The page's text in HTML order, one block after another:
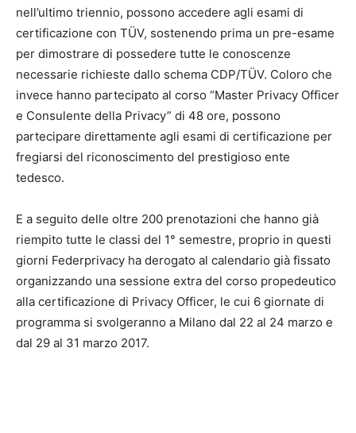
nell’ultimo triennio, possono accedere agli esami di
certificazione con TÜV, sostenendo prima un pre-esame
per dimostrare di possedere tutte le conoscenze
necessarie richieste dallo schema CDP/TÜV. Coloro che
invece hanno partecipato al corso “Master Privacy Officer
e Consulente della Privacy” di 48 ore, possono
partecipare direttamente agli esami di certificazione per
fregiarsi del riconoscimento del prestigioso ente
tedesco.
E a seguito delle oltre 200 prenotazioni che hanno già
riempito tutte le classi del 1° semestre, proprio in questi
giorni Federprivacy ha derogato al calendario già fissato
organizzando una sessione extra del corso propedeutico
alla certificazione di Privacy Officer, le cui 6 giornate di
programma si svolgeranno a Milano dal 22 al 24 marzo e
dal 29 al 31 marzo 2017.